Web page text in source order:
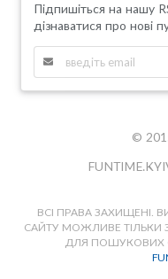
Підпишіться на нашу
дізнаватися про нові
©
ВСІ ПРАВА ЗАХИЩЕНІ.
САЙТУ МОЖЛИВЕ ТІЛЬКИ
ДЛЯ ПОШУКОВИХ